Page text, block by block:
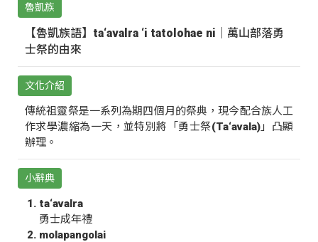
魯凱族
【魯凱族語】ta‘avalra ‘i tatolohae ni｜萬山部落勇
士祭的由來
文化介紹
傳統祖靈祭是一系列為期四個月的祭典，現今配合族人工
作求學濃縮為一天，並特別將「勇士祭(Ta‘avala)」凸顯
辦理。
小辭典
ta‘avalra
勇士成年禮
molapangolai